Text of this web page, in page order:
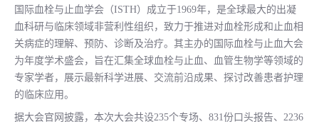
国际血栓与止血学会（ISTH）成立于1969年，是全球最大的出凝
血科研与临床领域非营利性组织，致力于推进对血栓形成和止血相
关病症的理解、预防、诊断及治疗。其主办的国际血栓与止血大会
为年度学术盛会，旨在汇集全球血栓与止血、血管生物学等领域的
专家学者，展示最新科学进展、交流前沿成果、探讨改善患者护理
的临床应用。
据大会官网披露，本次大会共设235个专场、831份口头报告、2236